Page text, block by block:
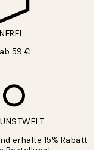
59 €
erhalte 15% Rabatt